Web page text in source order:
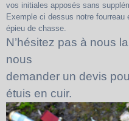
vos initiales apposés sans
Exemple ci dessus notre fourreau
épieu de chasse.
N’hésitez pas à nous
nous
demander un devis
étuis en cuir.